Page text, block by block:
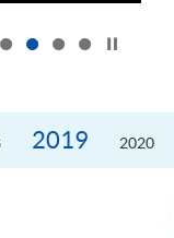
2019 2020